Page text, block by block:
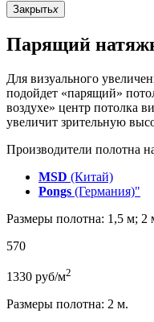
Закрытьx
Парящий
Для визуального
подойдет «парящий»
воздухе» центр потолка
увеличит зрительную
Производители полотна
MSD (Китай)
Pongs (Германия)"
Размеры полотна: 1,5 м;
570
1330 руб/м2
Размеры полотна: 2 м.